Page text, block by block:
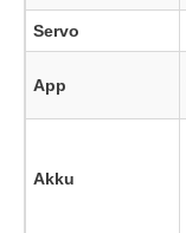
Servo
App
Akku